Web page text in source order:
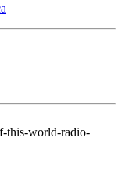
this-world-radio-